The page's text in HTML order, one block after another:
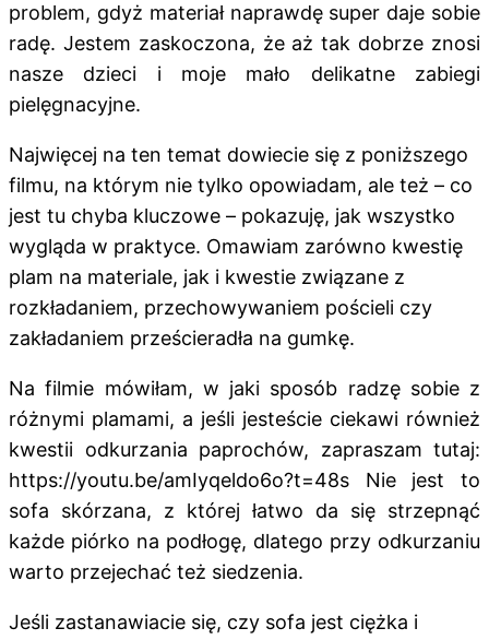
problem, gdyż materiał naprawdę super daje sobie
radę. Jestem zaskoczona, że aż tak dobrze znosi
nasze dzieci i moje mało delikatne zabiegi
pielęgnacyjne.
Najwięcej na ten temat dowiecie się z poniższego
filmu, na którym nie tylko opowiadam, ale też – co
jest tu chyba kluczowe – pokazuję, jak wszystko
wygląda w praktyce. Omawiam zarówno kwestię
plam na materiale, jak i kwestie związane z
rozkładaniem, przechowywaniem pościeli czy
zakładaniem prześcieradła na gumkę.
Na filmie mówiłam, w jaki sposób radzę sobie z
różnymi plamami, a jeśli jesteście ciekawi również
kwestii odkurzania paprochów, zapraszam tutaj:
https://youtu.be/amIyqeldo6o?t=48s Nie jest to
sofa skórzana, z której łatwo da się strzepnąć
każde piórko na podłogę, dlatego przy odkurzaniu
warto przejechać też siedzenia.
Jeśli zastanawiacie się, czy sofa jest ciężka i